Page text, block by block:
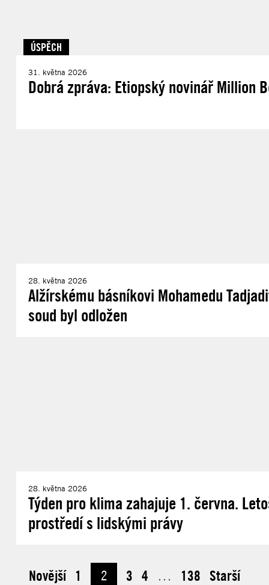
ÚSPĚCH
31. května 2026
Dobrá zpráva: Etiopský novinář Million
28. května 2026
Alžírskému básníkovi Mohamedu
soud byl odložen
28. května 2026
Týden pro klima zahajuje 1. června.
prostředí s lidskými právy
Novější 1 2 3 4 … 138 Starší